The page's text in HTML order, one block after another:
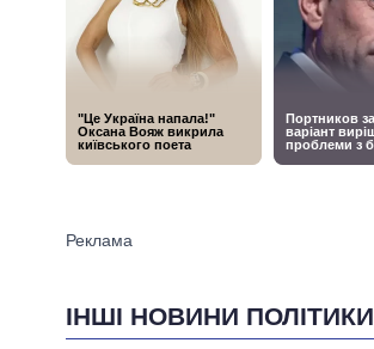
ІНШІ НОВИНИ ПОЛІТИКИ